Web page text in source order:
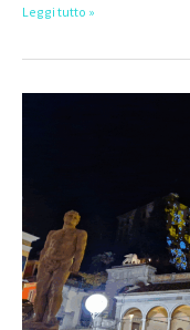
Leggi tutto »
il
contributo
della
Fondazione
Gruppo
Pittini
alla